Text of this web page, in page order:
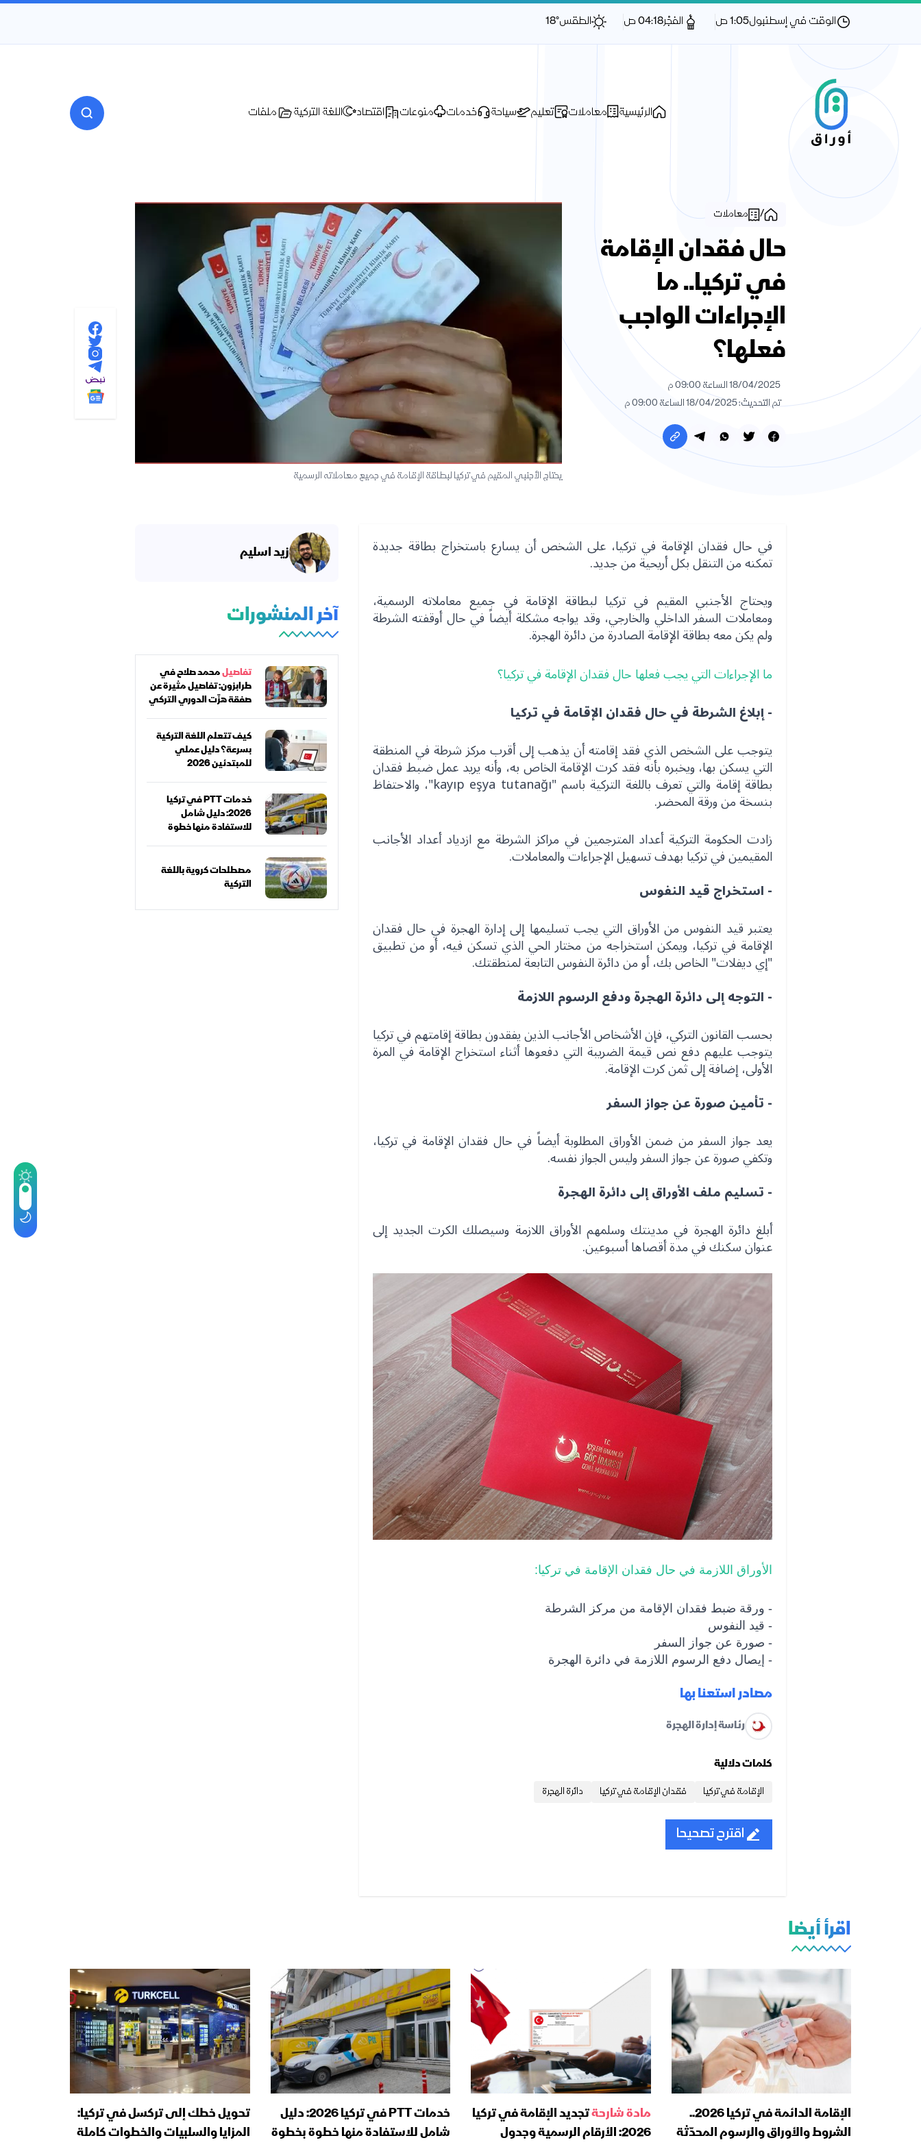
الوقت في إسطنبول1:05 ص الفجْر04:18 ص الطقس18°
الرئيسية معاملات تعليم سياحة خدمات منوعات اقتصاد اللغة التركية ملفات
/ معاملات
حال فقدان الإقامة
في تركيا.. ما
الإجراءات الواجب
فعلها؟
18/04/2025 الساعة 09:00 م
تم التحديث: 18/04/2025 الساعة 09:00 م
يحتاج الأجنبي المقيم في تركيا لبطاقة الإقامة في جميع معاملاته الرسمية
في حال فقدان الإقامة في تركيا، على الشخص أن يسارع باستخراج بطاقة جديدة
تمكنه من التنقل بكل أريحية من جديد.
ويحتاج الأجنبي المقيم في تركيا لبطاقة الإقامة في جميع معاملاته الرسمية،
ومعاملات السفر الداخلي والخارجي، وقد يواجه مشكلة أيضاً في حال أوقفته الشرطة
ولم يكن معه بطاقة الإقامة الصادرة من دائرة الهجرة.
ما الإجراءات التي يجب فعلها حال فقدان الإقامة في تركيا؟
- إبلاغ الشرطة في حال فقدان الإقامة في تركيا
يتوجب على الشخص الذي فقد إقامته أن يذهب إلى أقرب مركز شرطة في المنطقة
التي يسكن بها، ويخبره بأنه فقد كرت الإقامة الخاص به، وأنه يريد عمل ضبط فقدان
بطاقة إقامة والتي تعرف باللغة التركية باسم "kayıp eşya tutanağı"، والاحتفاظ
بنسخة من ورقة المحضر.
زادت الحكومة التركية أعداد المترجمين في مراكز الشرطة مع ازدياد أعداد الأجانب
المقيمين في تركيا بهدف تسهيل الإجراءات والمعاملات.
- استخراج قيد النفوس
يعتبر قيد النفوس من الأوراق التي يجب تسليمها إلى إدارة الهجرة في حال فقدان
الإقامة في تركيا، ويمكن استخراجه من مختار الحي الذي تسكن فيه، أو من تطبيق
"إي ديفلات" الخاص بك، أو من دائرة النفوس التابعة لمنطقتك.
- التوجه إلى دائرة الهجرة ودفع الرسوم اللازمة
بحسب القانون التركي، فإن الأشخاص الأجانب الذين يفقدون بطاقة إقامتهم في تركيا
يتوجب عليهم دفع نص قيمة الضريبة التي دفعوها أثناء استخراج الإقامة في المرة
الأولى، إضافة إلى ثمن كرت الإقامة.
- تأمين صورة عن جواز السفر
يعد جواز السفر من ضمن الأوراق المطلوبة أيضاً في حال فقدان الإقامة في تركيا،
وتكفي صورة عن جواز السفر وليس الجواز نفسه.
- تسليم ملف الأوراق إلى دائرة الهجرة
أبلغ دائرة الهجرة في مدينتك وسلمهم الأوراق اللازمة وسيصلك الكرت الجديد إلى
عنوان سكنك في مدة أقصاها أسبوعين.
الأوراق اللازمة في حال فقدان الإقامة في تركيا:
- ورقة ضبط فقدان الإقامة من مركز الشرطة
- قيد النفوس
- صورة عن جواز السفر
- إيصال دفع الرسوم اللازمة في دائرة الهجرة
مصادر استعنا بها
رئاسة إدارة الهجرة
كلمات دلالية
الإقامة في تركيا فقدان الإقامة في تركيا دائرة الهجرة
اقترح تصحيحا
زيد اسليم
آخر المنشورات
تفاصيلمحمد صلاح في
طرابزون: تفاصيل مثيرة عن
صفقة هزّت الدوري التركي
كيف تتعلم اللغة التركية
بسرعة؟ دليل عملي
للمبتدئين 2026
خدمات PTT في تركيا
2026: دليل شامل
للاستفادة منها خطوة
مصطلحات كروية باللغة
التركية
اقرأ أيضا
الإقامة الدائمة في تركيا 2026..
الشروط والأوراق والرسوم المحدّثة
مادة شارحةتجديد الإقامة في تركيا
2026: الأرقام الرسمية وجدول
خدمات PTT في تركيا 2026: دليل
شامل للاستفادة منها خطوة بخطوة
تحويل خطك إلى تركسل في تركيا:
المزايا والسلبيات والخطوات كاملة